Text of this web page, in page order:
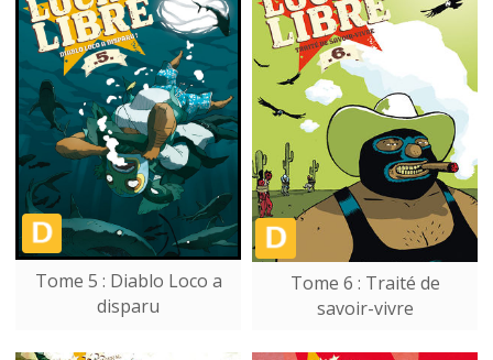
Tome 5 : Diablo Loco a
disparu
Tome 6 : Traité de
savoir-vivre